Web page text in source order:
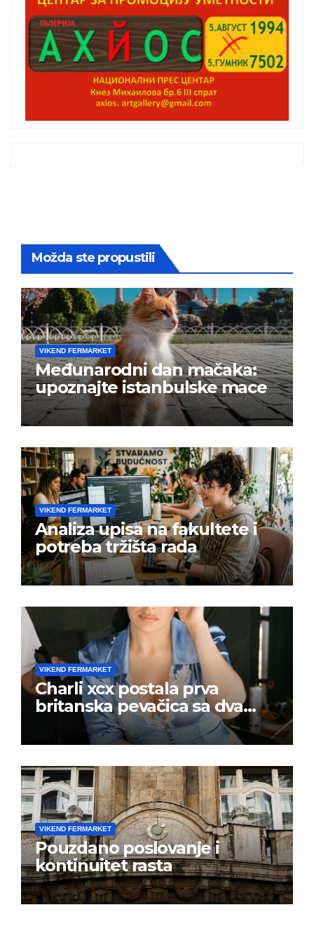
Možda ste propustili
VIKEND FERMARKET
Međunarodni dan mačaka:
upoznajte istanbulske mace
VIKEND FERMARKET
Analiza upisa na fakultete i
potreba tržišta rada
VIKEND FERMARKET
Charli xcx postala prva
britanska pevačica sa dva
albuma na prvom mestu u
istoj kalendarskoj godini
VIKEND FERMARKET
Pouzdano poslovanje i
kontinuitet rasta